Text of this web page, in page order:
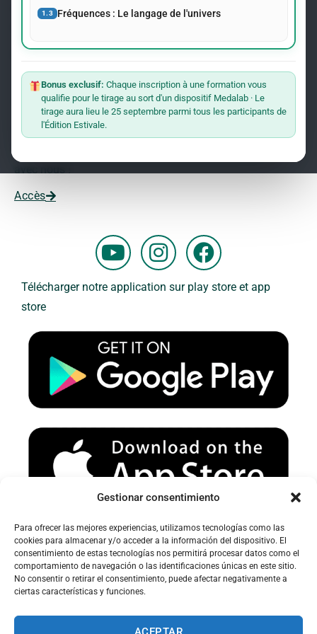
Gestionar consentimiento
Para ofrecer las mejores experiencias, utilizamos tecnologías como las
cookies para almacenar y/o acceder a la información del dispositivo. El
consentimiento de estas tecnologías nos permitirá procesar datos como el
comportamiento de navegación o las identificaciones únicas en este sitio.
No consentir o retirar el consentimiento, puede afectar negativamente a
ciertas características y funciones.
1.3 Fréquences : Le langage de l'univers
Bonus exclusif: Chaque inscription à une formation vous
qualifie pour le tirage au sort d'un dispositif Medalab · Le
tirage aura lieu le 25 septembre parmi tous les participants de
l'Édition Estivale.
événements concernant le Dr Andreas Kalcker et l’Institut
Rejoindre La Liste
Vous souhaitez travailler avec nous ?
Vous voulez faire partie de notre équipe ?
Accès
Y
o
u
u
b
e
I
n
s
a
g
r
a
m
F
a
c
b
o
k
Télécharger notre application sur play store et app
store
Avertissement sur le spam :
Veuillez vérifier votre dossier spam ou courrier indésirable pour
recevoir nos e-mails.